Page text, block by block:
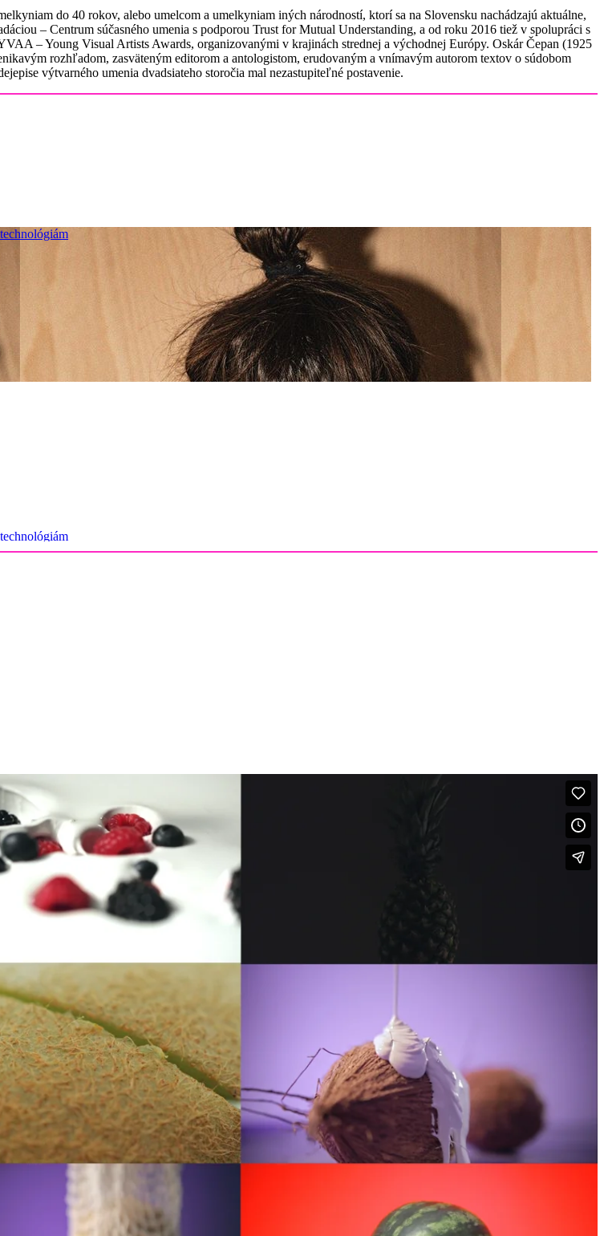
do 40 rokov, alebo umelcom a umelkyniam iných národností, ktorí sa na Slovensku nachádzajú aktuálne,
– Centrum súčasného umenia s podporou Trust for Mutual Understanding, a od roku 2016 tiež v spolupráci s
– Young Visual Artists Awards, organizovanými v krajinách strednej a východnej Európy. Oskár Čepan (1925
rozhľadom, zasväteným editorom a antologistom, erudovaným a vnímavým autorom textov o súdobom
výtvarného umenia dvadsiateho storočia mal nezastupiteľné postavenie.